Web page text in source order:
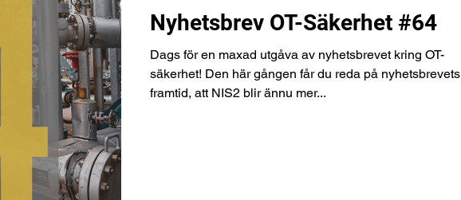
Nyhetsbrev OT-Säkerhet #64
Dags för en maxad utgåva av nyhetsbrevet kring OT-
säkerhet! Den här gången får du reda på nyhetsbrevets
framtid, att NIS2 blir ännu mer...